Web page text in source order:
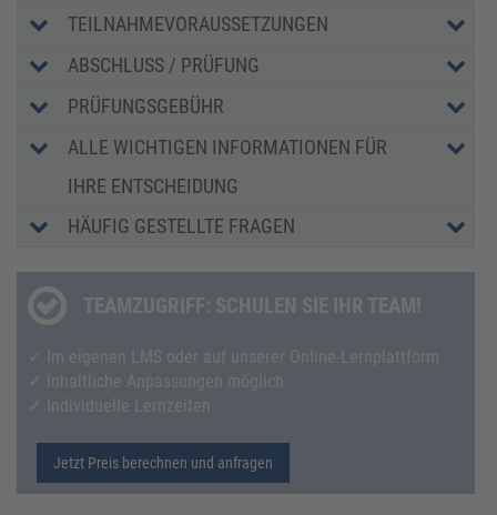
TEILNAHMEVORAUSSETZUNGEN
ABSCHLUSS / PRÜFUNG
PRÜFUNGSGEBÜHR
ALLE WICHTIGEN INFORMATIONEN FÜR
IHRE ENTSCHEIDUNG
HÄUFIG GESTELLTE FRAGEN
TEAMZUGRIFF: SCHULEN SIE IHR TEAM!
✓ Im eigenen LMS oder auf unserer Online-Lernplattform
✓ Inhaltliche Anpassungen möglich
✓ Individuelle Lernzeiten
Jetzt Preis berechnen und anfragen